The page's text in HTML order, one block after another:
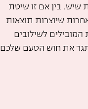
שיש. בין אם זו שיטת
שיוצרות תוצאות
לשילובים
את חוש הטעם שלכם